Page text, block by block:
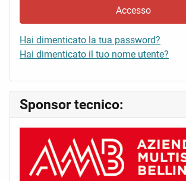
Accesso
Hai dimenticato la tua password?
Hai dimenticato il tuo nome utente?
Sponsor tecnico: